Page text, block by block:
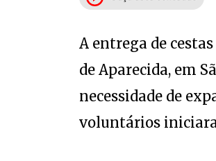
de Aparecida, em
necessidade de
voluntários